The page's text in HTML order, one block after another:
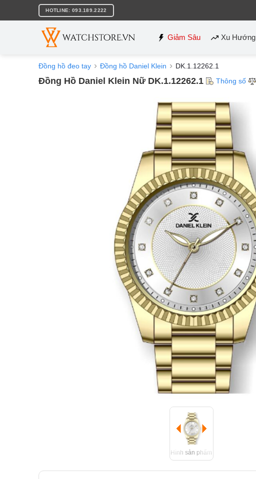
nội
HOTLINE: 093.189.2222
Giảm Sâu Xu Hướng
Đồng hồ đeo tay Đồng hồ Daniel Klein DK.1.12262.1
Đồng Hồ Daniel Klein Nữ DK.1.12262.1 Thông số
Hình sản phẩm